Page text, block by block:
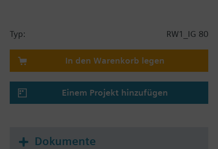
Typ: RW1_IG 80
In den Warenkorb legen
Einem Projekt hinzufügen
Dokumente